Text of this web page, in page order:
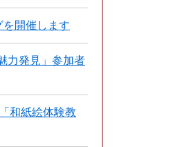
開催します
力発見」参加者
和紙絵体験教